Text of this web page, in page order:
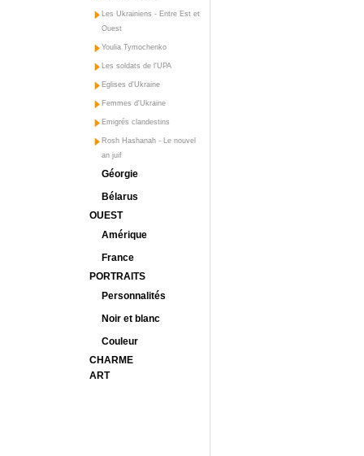
Les Ukrainiens - Entre Est et
Ouest
Youlia Tymochenko
Les soldats de l'UPA
Eglises d'Ukraine
Femmes d'Ukraine
Emigrés clandestins
Rosh Hashanah - Le nouvel
an juif
Géorgie
Bélarus
OUEST
Amérique
France
PORTRAITS
Personnalités
Noir et blanc
Couleur
CHARME
ART